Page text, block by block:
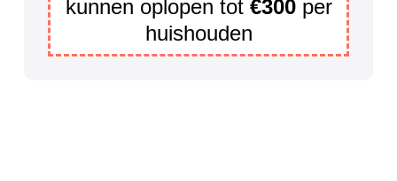
kunnen oplopen tot €300 per
huishouden